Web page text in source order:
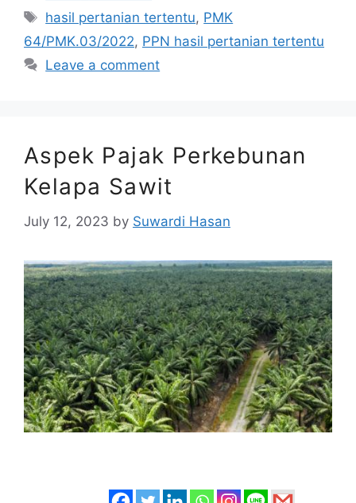
Tags
hasil pertanian tertentu, PMK
64/PMK.03/2022, PPN hasil pertanian tertentu
Leave a comment
Aspek Pajak Perkebunan
Kelapa Sawit
July 12, 2023 by Suwardi Hasan